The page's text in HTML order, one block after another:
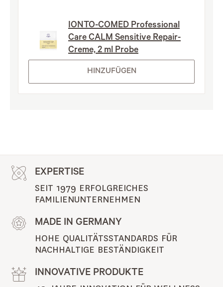
IONTO-COMED Professional
Care CALM Sensitive Repair-
Creme, 2 ml Probe
HINZUFÜGEN
EXPERTISE
SEIT 1979 ERFOLGREICHES
FAMILIENUNTERNEHMEN
MADE IN GERMANY
HOHE QUALITÄTSSTANDARDS FÜR
NACHHALTIGE BESTÄNDIGKEIT
INNOVATIVE PRODUKTE